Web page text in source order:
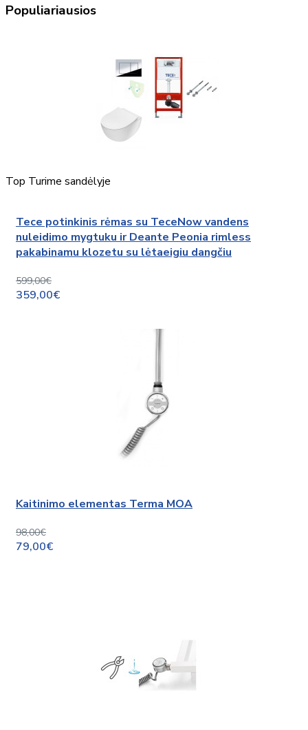
Populiariausios
Top Turime sandėlyje
Tece potinkinis rėmas su TeceNow vandens
nuleidimo mygtuku ir Deante Peonia rimless
pakabinamu klozetu su lėtaeigiu dangčiu
599,00€
359,00€
Kaitinimo elementas Terma MOA
98,00€
79,00€